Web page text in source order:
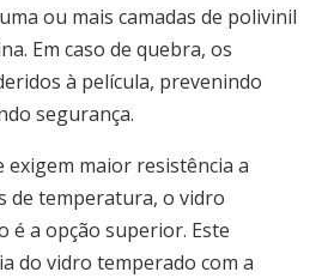
ou mais camadas de polivinil
Em caso de quebra, os
à película, prevenindo
segurança.
exigem maior resistência a
de temperatura, o vidro
é a opção superior. Este
do vidro temperado com a